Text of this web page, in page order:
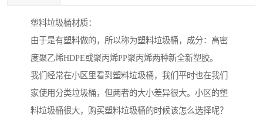
塑料垃圾桶材质：
由于是有塑料做的，所以称为塑料垃圾桶，成分：高密
度聚乙烯HDPE或聚丙烯PP聚丙烯两种新全新塑胶。
我们经常在小区里看到塑料垃圾桶，我们平时也在我们
家使用分类垃圾桶，但两者的大小差异很大。小区的塑
料垃圾桶很大，购买塑料垃圾桶的时候该怎么选择呢？